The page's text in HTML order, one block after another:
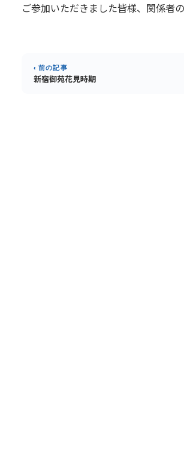
ご参加いただきました皆様、関係者
‹ 前の記事
新宿御苑花見時期